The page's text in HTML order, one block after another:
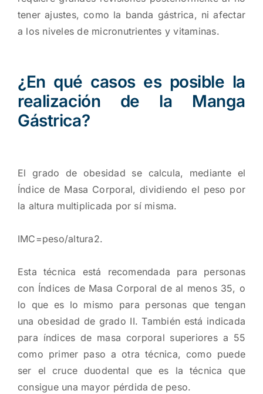
tener ajustes, como la banda gástrica, ni afectar
a los niveles de micronutrientes y vitaminas.
¿En qué casos es posible la
realización de la Manga
Gástrica?
El grado de obesidad se calcula, mediante el
Índice de Masa Corporal, dividiendo el peso por
la altura multiplicada por sí misma.
IMC=peso/altura2.
Esta técnica está recomendada para personas
con Índices de Masa Corporal de al menos 35, o
lo que es lo mismo para personas que tengan
una obesidad de grado II. También está indicada
para índices de masa corporal superiores a 55
como primer paso a otra técnica, como puede
ser el cruce duodental que es la técnica que
consigue una mayor pérdida de peso.